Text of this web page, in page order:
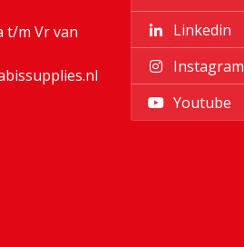
t/m Vr van
Linkedin
Instagram
Youtube